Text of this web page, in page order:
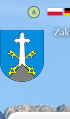
A
Strona główna